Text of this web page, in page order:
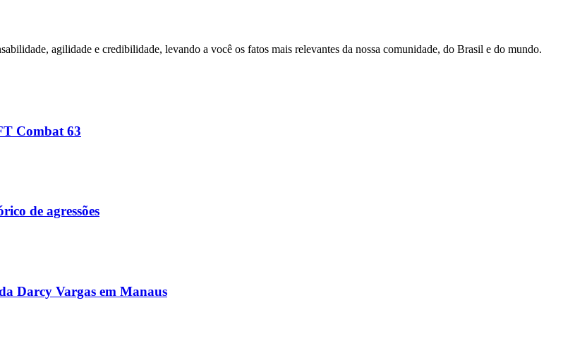
agilidade e credibilidade, levando a você os fatos mais relevantes da nossa comunidade, do Brasil e do mundo.
Combat 63
de agressões
Darcy Vargas em Manaus